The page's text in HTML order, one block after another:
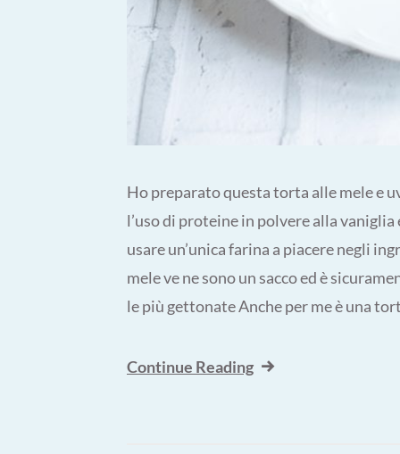
Ho preparato questa torta alle mele e
l’uso di proteine in polvere alla
usare un’unica farina a piacere negli
mele ve ne sono un sacco ed è
le più gettonate Anche per me è una
Continue Reading